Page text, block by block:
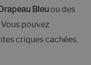
Bleuou des
Vous pouvez
criques cachées.